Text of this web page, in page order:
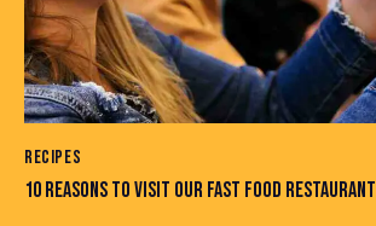
RECIPES
10 REASONS TO VISIT OUR FAST FOOD RESTAURANT